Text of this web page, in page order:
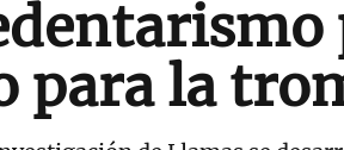
para la